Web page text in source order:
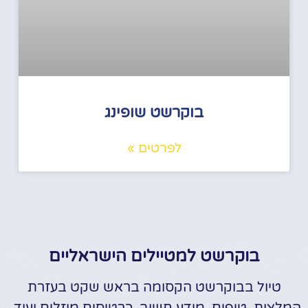
בוקרשט שופינג
לפרטים »
בוקרשט למטיילים הישראליים
טיול בבוקרשט הקסומה בראש שקט בעזרת